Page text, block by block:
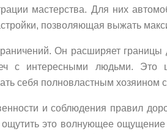
мастерства. Для них
позволяющая выжать
Он расширяет границы
с интересными людьми. Это
себя полновластным хозяином
и соблюдения правил
это волнующее